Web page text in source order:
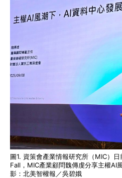
圖1. 資策會產業情報研究所（MIC）
Fall，MIC產業顧問魏傳虔分享主權AI
影：北美智權報／吳碧娥